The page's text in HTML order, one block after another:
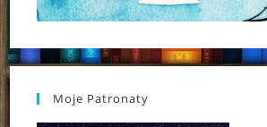
Moje Patronaty